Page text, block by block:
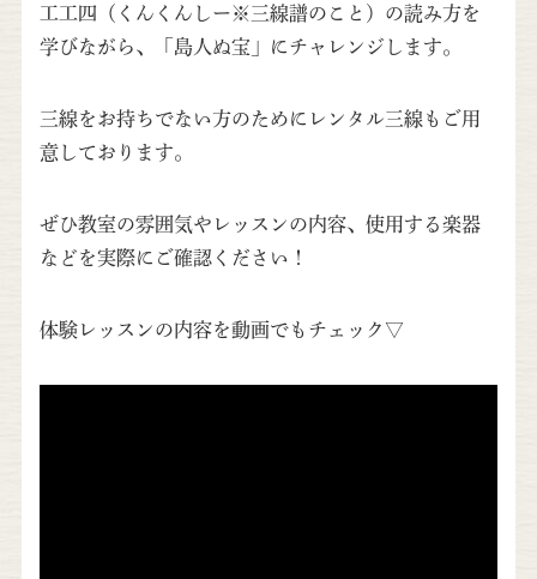
工工四（くんくんしー※三線譜のこと）の読み方を
学びながら、「島人ぬ宝」にチャレンジします。
三線をお持ちでない方のためにレンタル三線もご用
意しております。
ぜひ教室の雰囲気やレッスンの内容、使用する楽器
などを実際にご確認ください！
体験レッスンの内容を動画でもチェック▽